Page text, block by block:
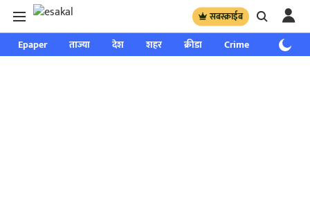
सबस्क्राईब
Epaper ताज्या देश शहर क्रीडा Crime साप्ताहिक